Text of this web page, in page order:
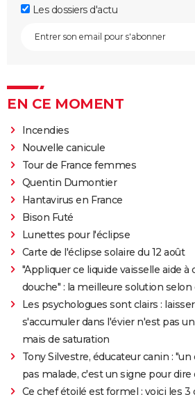
Les dossiers d'actu
EN CE MOMENT
Incendies
Nouvelle canicule
Tour de France femmes
Quentin Dumontier
Hantavirus en France
Bison Futé
Lunettes pour l'éclipse
Carte de l'éclipse solaire du 12 août
"Appliquer ce liquide vaisselle aide à
douche" : la meilleure solution
Les psychologues sont clairs :
s'accumuler dans l'évier n'est pas
mais de saturation
Tony Silvestre, éducateur canin :
pas malade, c'est un signe pour
Ce chef étoilé est formel : voici les 3